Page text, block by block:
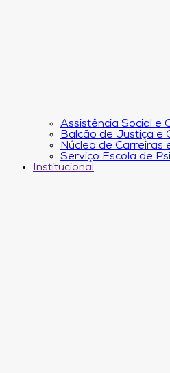
Assistência Social e
Balcão de Justiça e
Núcleo de Carreiras
Serviço Escola de
Institucional